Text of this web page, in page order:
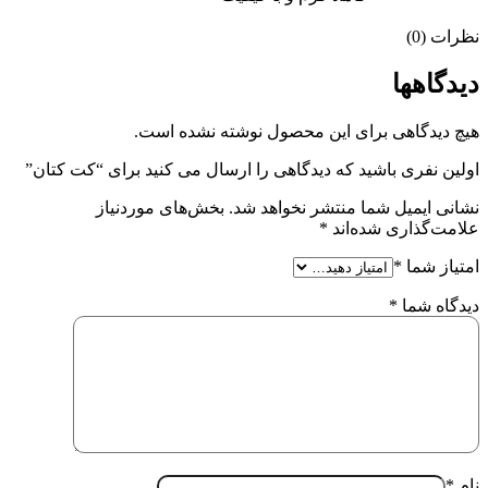
نظرات (0)
دیدگاهها
هیچ دیدگاهی برای این محصول نوشته نشده است.
اولین نفری باشید که دیدگاهی را ارسال می کنید برای “کت کتان”
نشانی ایمیل شما منتشر نخواهد شد. بخش‌های موردنیاز
علامت‌گذاری شده‌اند *
امتیاز شما *
دیدگاه شما *